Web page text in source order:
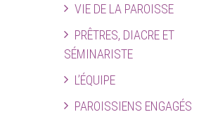
VIE DE LA PAROISSE
PRÊTRES, DIACRE ET
SÉMINARISTE
L’ÉQUIPE
PAROISSIENS ENGAGÉS